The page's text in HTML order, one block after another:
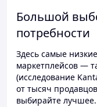
Большой
потребности
Здесь самые
маркетплейсов —
(исследование
от тысяч
выбирайте лучшее.